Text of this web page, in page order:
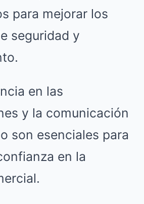
para mejorar los
seguridad y
en las
y la comunicación
son esenciales para
en la